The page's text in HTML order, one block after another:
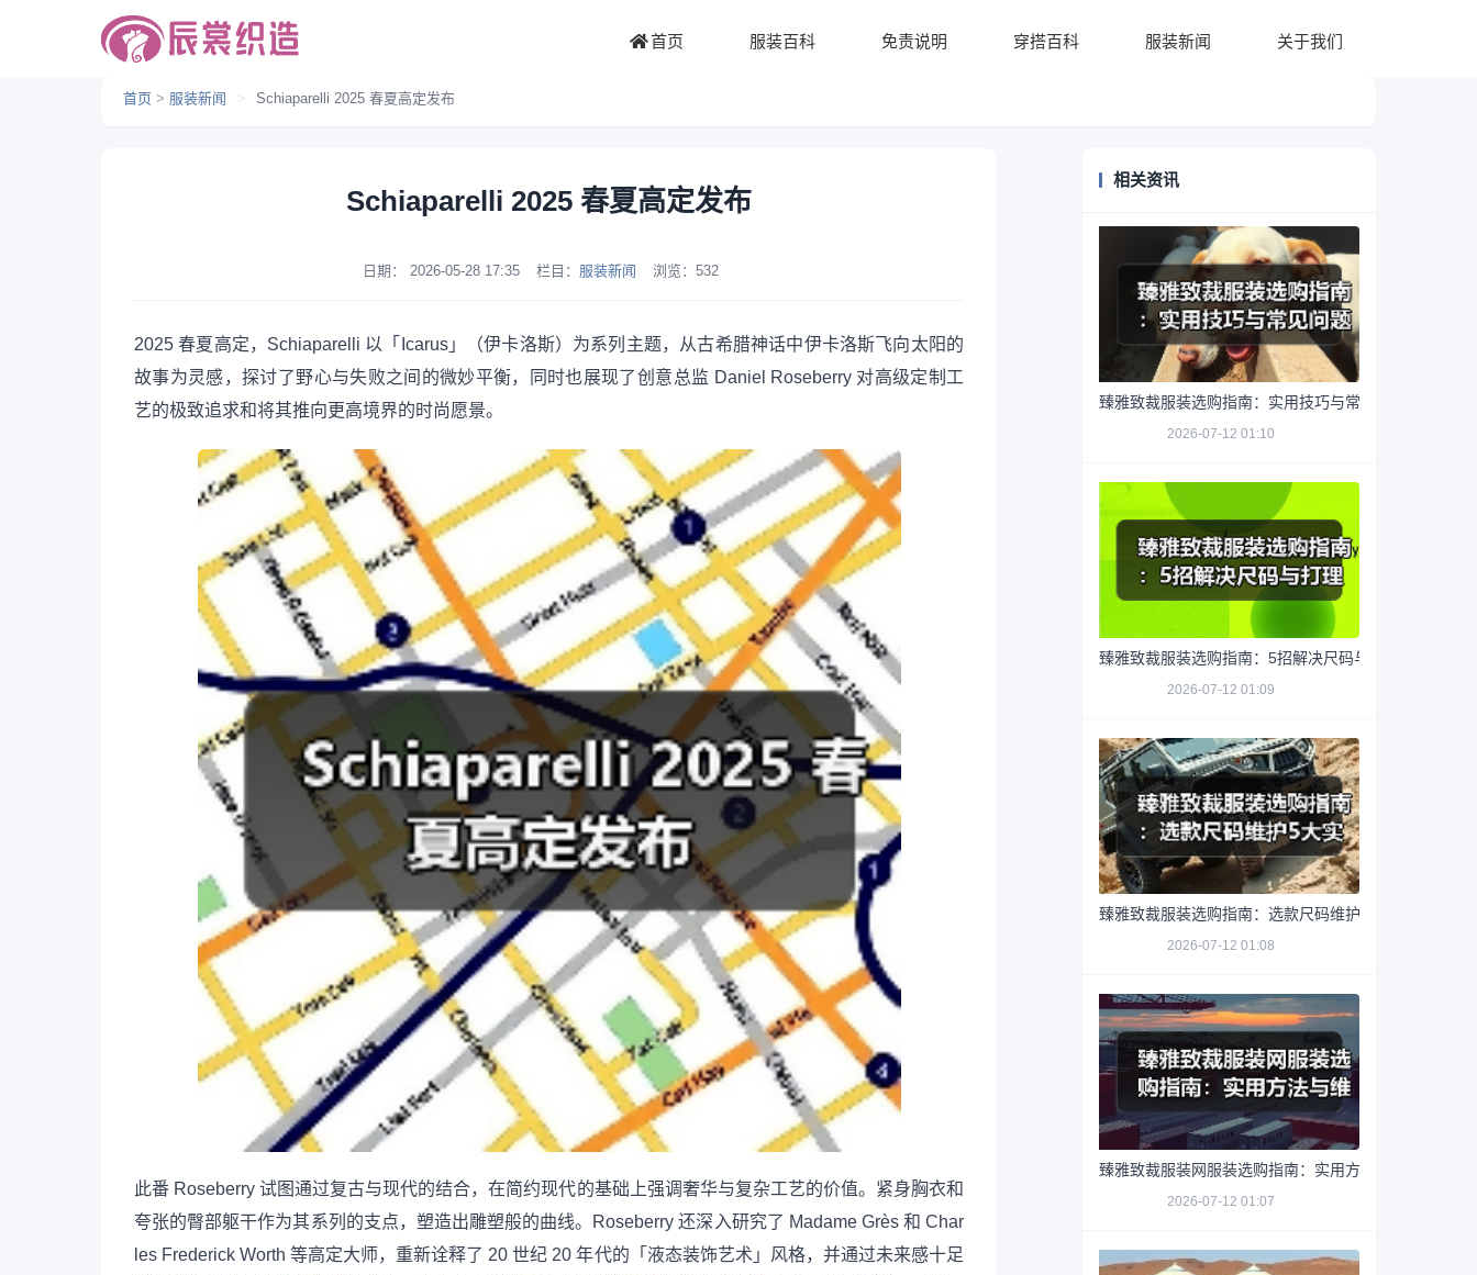
首页 服装百科 免责说明 穿搭百科 服装新闻 关于我们
首页 > 服装新闻 > Schiaparelli 2025 春夏高定发布
Schiaparelli 2025 春夏高定发布
日期： 2026-05-28 17:35 栏目： 服装新闻 浏览： 532
2025 春夏高定，Schiaparelli 以「Icarus」（伊卡洛斯）为系列主题，从古希腊神话中伊卡洛斯飞向太阳的
故事为灵感，探讨了野心与失败之间的微妙平衡，同时也展现了创意总监 Daniel Roseberry 对高级定制工
艺的极致追求和将其推向更高境界的时尚愿景。
此番 Roseberry 试图通过复古与现代的结合，在简约现代的基础上强调奢华与复杂工艺的价值。紧身胸衣和
夸张的臀部躯干作为其系列的支点，塑造出雕塑般的曲线。Roseberry 还深入研究了 Madame Grès 和 Char
les Frederick Worth 等高定大师，重新诠释了 20 世纪 20 年代的「液态装饰艺术」风格，并通过未来感十足
相关资讯
臻雅致裁服装选购指南：实用技巧与常见问题解析
2026-07-12 01:10
臻雅致裁服装选购指南：5招解决尺码与打理难题
2026-07-12 01:09
臻雅致裁服装选购指南：选款尺码维护5大实用方法
2026-07-12 01:08
臻雅致裁服装网服装选购指南：实用方法与维护技巧
2026-07-12 01:07